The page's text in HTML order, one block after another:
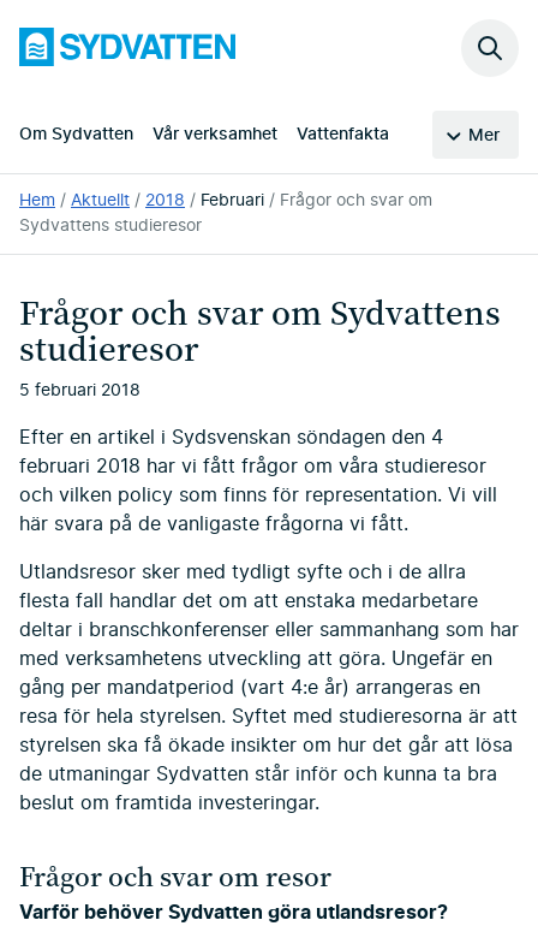
huvudinnehållet
Sydvatten
Om Sydvatten Vår verksamhet Vattenfakta Mer
Sök
Du
är
här:
Hem Aktuellt 2018 Februari
Frågor och svar om
Sydvattens studieresor
Frågor och svar om Sydvattens
studieresor
5 februari 2018
Efter en artikel i Sydsvenskan söndagen den 4
februari 2018 har vi fått frågor om våra studieresor
och vilken policy som finns för representation. Vi vill
här svara på de vanligaste frågorna vi fått.
Utlandsresor sker med tydligt syfte och i de allra
flesta fall handlar det om att enstaka medarbetare
deltar i branschkonferenser eller sammanhang som har
med verksamhetens utveckling att göra. Ungefär en
gång per mandatperiod (vart 4:e år) arrangeras en
resa för hela styrelsen. Syftet med studieresorna är att
styrelsen ska få ökade insikter om hur det går att lösa
de utmaningar Sydvatten står inför och kunna ta bra
beslut om framtida investeringar.
Frågor och svar om resor
Varför behöver Sydvatten göra utlandsresor?